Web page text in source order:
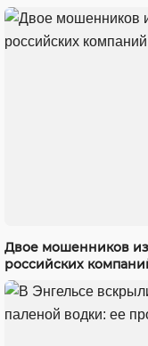
Двое мошенников
российских